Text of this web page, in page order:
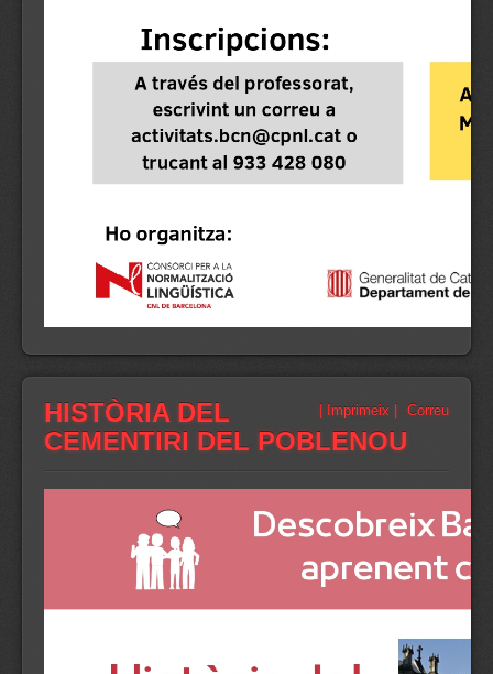
Correu
| Imprimeix |
HISTÒRIA DEL
CEMENTIRI DEL POBLENOU